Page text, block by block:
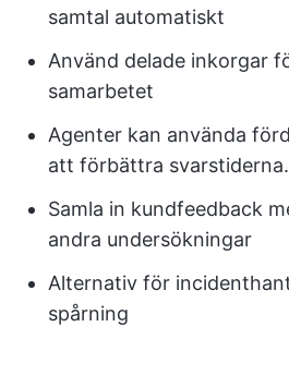
samtal automatiskt
Använd delade inkorgar
samarbetet
Agenter kan använda
att förbättra svarstiderna.
Samla in kundfeedback
andra undersökningar
Alternativ för
spårning